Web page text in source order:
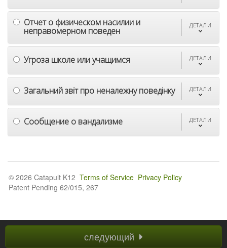
Отчет о физическом насилии и
неправомерном поведен
ДЕТАЛИ
Угроза школе или учащимся ДЕТАЛИ
Загальний звіт про неналежну поведінку ДЕТАЛИ
Сообщение о вандализме ДЕТАЛИ
следующий
© 2026 Catapult K12 Terms of Service Privacy Policy
Patent Pending 62/015, 267